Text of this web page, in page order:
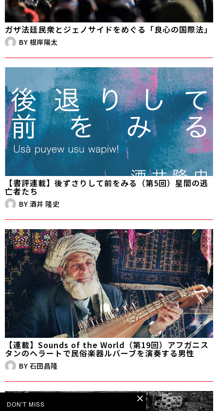
ガザ法廷――民衆とジェノサイドをめぐる「良心の国際法」
BY 根岸陽太
【書評連載】後ずさりして前をみる（第5回）星間の逃
亡者たち
BY 酒井 隆史
【連載】Sounds of the World（第19回）アフガニス
タンのヘラートで民俗楽器ルバーブを演奏する男性
BY 石田昌隆
DON'T MISS